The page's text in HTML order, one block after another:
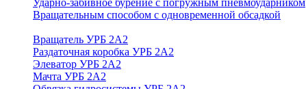
Ударно-забивное бурение с погружным пневмоударником
Вращательным способом с одновременной обсадкой
Вращатель УРБ 2А2
Раздаточная коробка УРБ 2А2
Элеватор УРБ 2А2
Мачта УРБ 2А2